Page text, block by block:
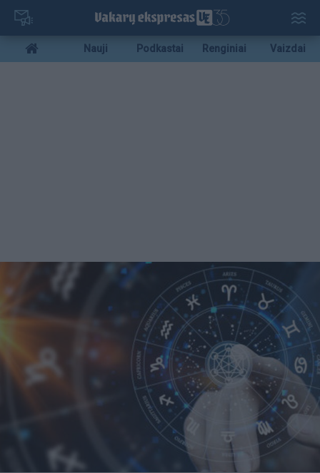
Pereiti
pagrindinį
turinį
Mobile
menu
Nauji Podkastai Renginiai Vaizdai